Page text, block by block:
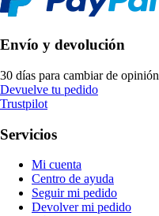
Envío y devolución
30 días para cambiar de opinión
Devuelve tu pedido
Trustpilot
Servicios
Mi cuenta
Centro de ayuda
Seguir mi pedido
Devolver mi pedido